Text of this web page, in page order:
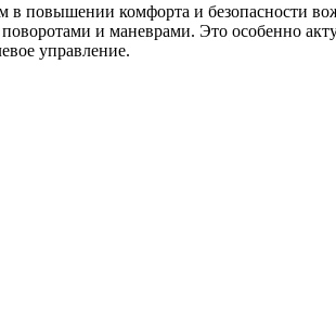
в повышении комфорта и безопасности
и маневрами. Это особенно
управление.